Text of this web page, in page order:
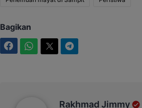
Bagikan
Rakhmad Jimmy